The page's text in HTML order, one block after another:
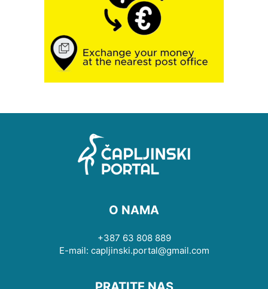
O NAMA
+387 63 808 889
E-mail: capljinski.portal@gmail.com